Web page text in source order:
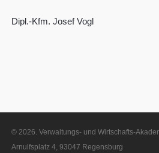
Dipl.-Kfm. Josef Vogl
© 2026. Verwaltungs- und Wirtschafts-
Arnulfsplatz 4, 93047 Regensburg